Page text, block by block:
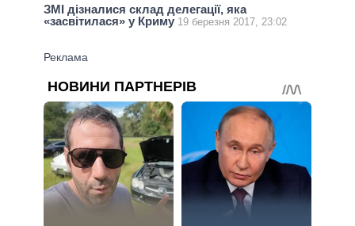
ЗМІ дізналися склад делегації, яка
«засвітилася» у Криму 19 березня 2017, 23:02